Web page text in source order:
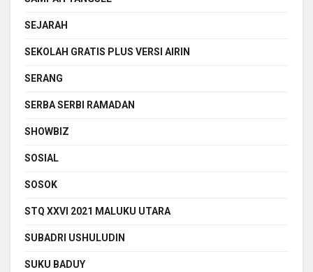
SEJARAH
SEKOLAH GRATIS PLUS VERSI AIRIN
SERANG
SERBA SERBI RAMADAN
SHOWBIZ
SOSIAL
SOSOK
STQ XXVI 2021 MALUKU UTARA
SUBADRI USHULUDIN
SUKU BADUY